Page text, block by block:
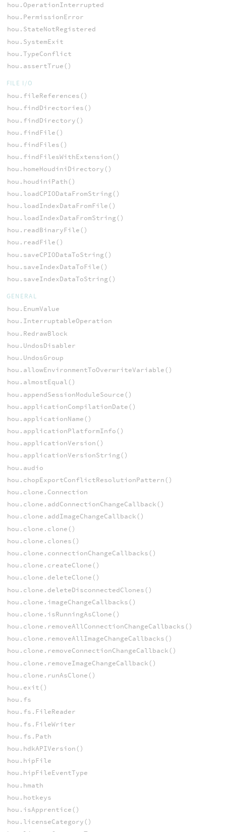
hou.OperationInterrupted
hou.PermissionError
hou.StateNotRegistered
hou.SystemExit
hou.TypeConflict
hou.assertTrue()
FILE I/O
hou.fileReferences()
hou.findDirectories()
hou.findDirectory()
hou.findFile()
hou.findFiles()
hou.findFilesWithExtension()
hou.homeHoudiniDirectory()
hou.houdiniPath()
hou.loadCPIODataFromString()
hou.loadIndexDataFromFile()
hou.loadIndexDataFromString()
hou.readBinaryFile()
hou.readFile()
hou.saveCPIODataToString()
hou.saveIndexDataToFile()
hou.saveIndexDataToString()
GENERAL
hou.EnumValue
hou.InterruptableOperation
hou.RedrawBlock
hou.UndosDisabler
hou.UndosGroup
hou.allowEnvironmentToOverwriteVariable()
hou.almostEqual()
hou.appendSessionModuleSource()
hou.applicationCompilationDate()
hou.applicationName()
hou.applicationPlatformInfo()
hou.applicationVersion()
hou.applicationVersionString()
hou.audio
hou.chopExportConflictResolutionPattern()
hou.clone.Connection
hou.clone.addConnectionChangeCallback()
hou.clone.addImageChangeCallback()
hou.clone.clone()
hou.clone.clones()
hou.clone.connectionChangeCallbacks()
hou.clone.createClone()
hou.clone.deleteClone()
hou.clone.deleteDisconnectedClones()
hou.clone.imageChangeCallbacks()
hou.clone.isRunningAsClone()
hou.clone.removeAllConnectionChangeCallbacks()
hou.clone.removeAllImageChangeCallbacks()
hou.clone.removeConnectionChangeCallback()
hou.clone.removeImageChangeCallback()
hou.clone.runAsClone()
hou.exit()
hou.fs
hou.fs.FileReader
hou.fs.FileWriter
hou.fs.Path
hou.hdkAPIVersion()
hou.hipFile
hou.hipFileEventType
hou.hmath
hou.hotkeys
hou.isApprentice()
hou.licenseCategory()